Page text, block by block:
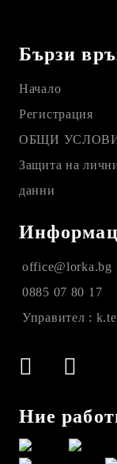
Бързи
Начало
Регистрация
ОБЩИ
Защита на
данни
office@lorka.bg
0885 07 80 17
Управител :
Ние